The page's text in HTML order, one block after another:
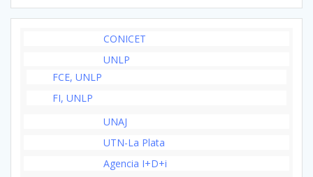
CONICET
UNLP
FCE, UNLP
FI, UNLP
UNAJ
UTN-La Plata
Agencia I+D+i